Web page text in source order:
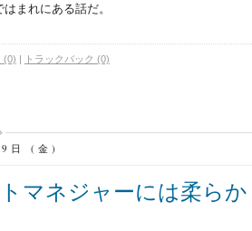
まれにある話だ。
(0) トラックバック (0)
日 (金)
マネジャーには柔らか